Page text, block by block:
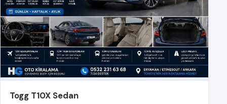
Togg T10X Sedan